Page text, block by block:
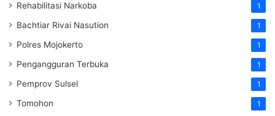
Rehabilitasi Narkoba 1
Bachtiar Rivai Nasution 1
Polres Mojokerto 1
Pengangguran Terbuka 1
Pemprov Sulsel 1
Tomohon 1